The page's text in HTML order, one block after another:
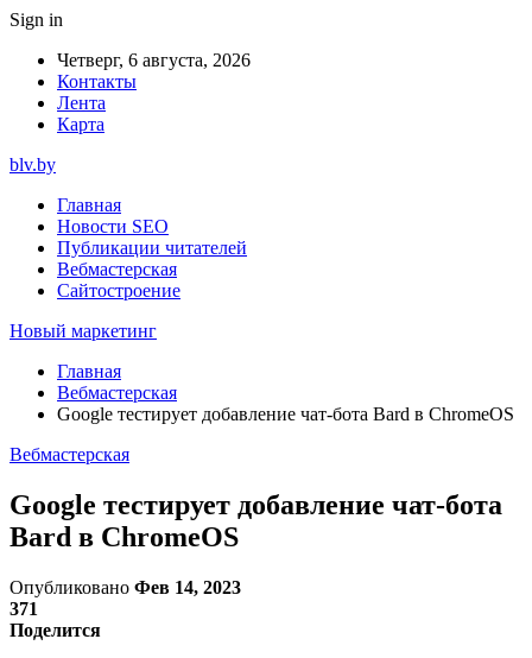
Sign in
Четверг, 6 августа, 2026
Контакты
Лента
Карта
blv.by
Главная
Новости SEO
Публикации читателей
Вебмастерская
Сайтостроение
Новый маркетинг
Главная
Вебмастерская
Google тестирует добавление чат-бота Bard в ChromeOS
Вебмастерская
Google тестирует добавление чат-бота
Bard в ChromeOS
Опубликовано Фев 14, 2023
371
Поделится